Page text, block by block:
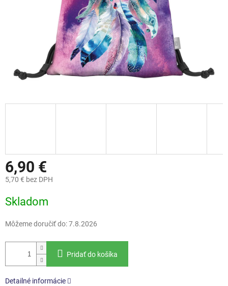
6,90 €
5,70 € bez DPH
cena:
Skladom
Môžeme doručiť do:7.8.2026
Pridať do košíka
Detailné informácie